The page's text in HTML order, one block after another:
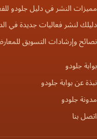
مميزات النشر في دليل جلودو
دليلك لنشر فعاليات جديدة في
نصائح وإرشادات التسويق
بوابة جلودو
نبذة عن بوابة جلودو
مدونة جلودو
اتصل بنا